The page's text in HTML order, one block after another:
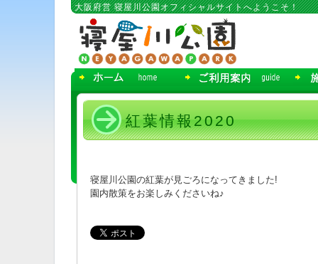
大阪府営 寝屋川公園オフィシャルサイトへようこそ！
コ
ツ
へ
動
紅葉情報2020
寝屋川公園の紅葉が見ごろになってきました!
園内散策をお楽しみくださいね♪